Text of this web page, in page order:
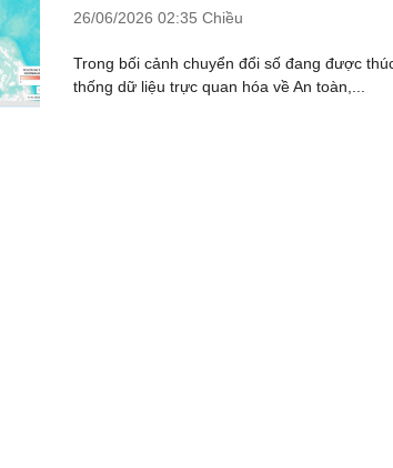
26/06/2026 02:35 Chiều
Trong bối cảnh chuyển đổi số đang được
thống dữ liệu trực quan hóa về An toàn,...